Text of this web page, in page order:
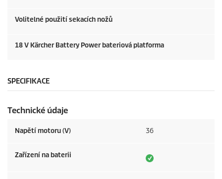
Volitelné použití sekacích nožů
18 V Kärcher Battery Power bateriová platforma
SPECIFIKACE
Technické údaje
Napětí motoru (V) 36
Zařízení na baterii